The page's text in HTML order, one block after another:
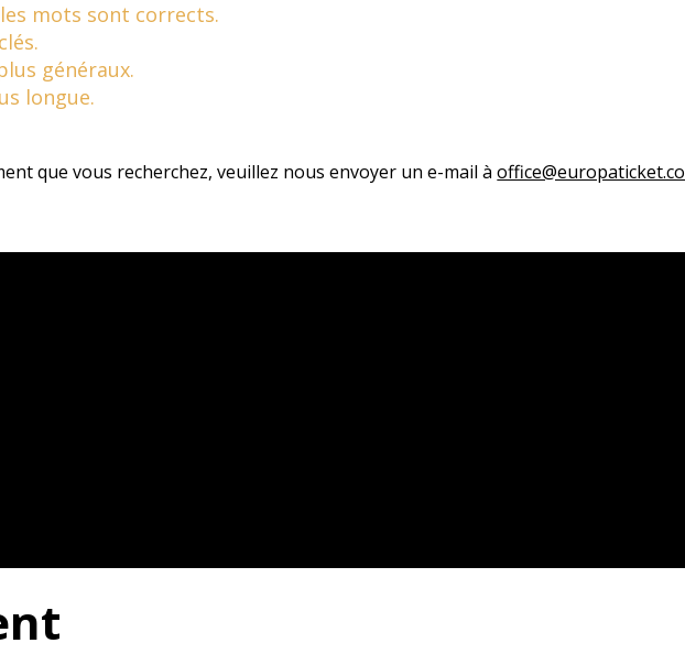
mots sont corrects.
généraux.
longue.
que vous recherchez, veuillez nous envoyer un e-mail à